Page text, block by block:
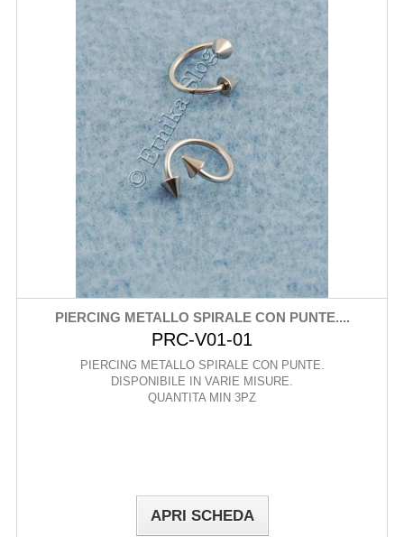
PIERCING METALLO SPIRALE CON PUNTE....
PRC-V01-01
PIERCING METALLO SPIRALE CON PUNTE.
DISPONIBILE IN VARIE MISURE.
QUANTITA MIN 3PZ
APRI SCHEDA